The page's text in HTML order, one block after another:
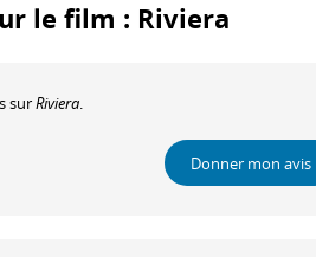
le film : Riviera
surRiviera.
Donner mon avis